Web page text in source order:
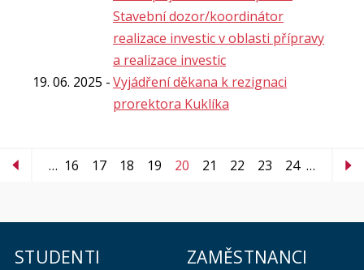
Stavební dozor/koordinátor
realizace investic v oblasti přípravy
a realizace investic
19. 06. 2025
Vyjádření děkana k rezignaci
prorektora Kuklíka
… 16 17 18 19 20 21 22 23 24 …
STUDENTI ZAMĚSTNANCI